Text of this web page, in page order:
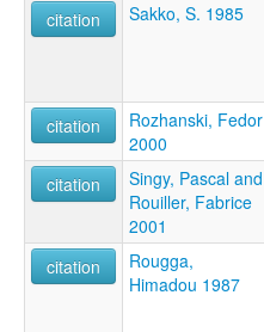
citation Sakko, S. 1985
citation
Rozhanski, Fedor
2000
citation
Singy, Pascal and
Rouiller, Fabrice
2001
citation
Rougga,
Himadou 1987